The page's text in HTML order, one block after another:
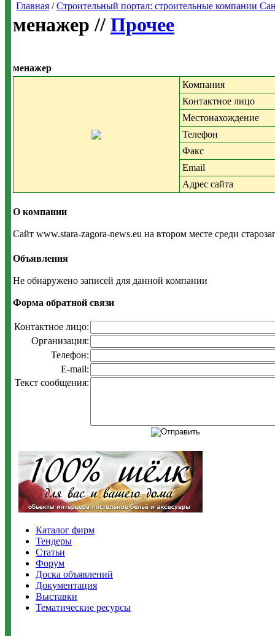
Главная /Строительный портал: строительные компании
менажер // Прочее
менажер
Компания
Контактное лицо
Местонахождение
Телефон
Факс
Email
Адрес сайта
О компании
Сайт www.stara-zagora-news.eu на втором месте среди
Объявления
Не обнаружено записей для данной компании
Форма обратной связи
Контактное лицо:
Организация:
Телефон:
E-mail:
Текст сообщения:
Каталог фирм
Тендеры
Статьи
Форум
Доска объявлений
Документация
Выставки
Тематические ресурсы